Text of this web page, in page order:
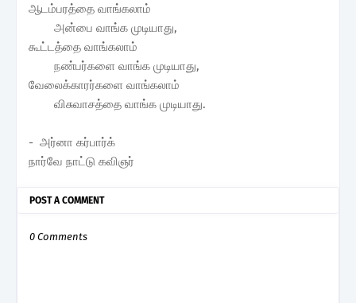
ஆடம்பரத்தை வாங்கலாம்
அன்பை வாங்க முடியாது,
கூட்டத்தை வாங்கலாம்
நண்பர்களை வாங்க முடியாது,
வேலைக்காரர்களை வாங்கலாம்
விசுவாசத்தை வாங்க முடியாது.
- அர்னா கர்பார்க்
நார்வே நாட்டு கவிஞர்
POST A COMMENT
0 Comments